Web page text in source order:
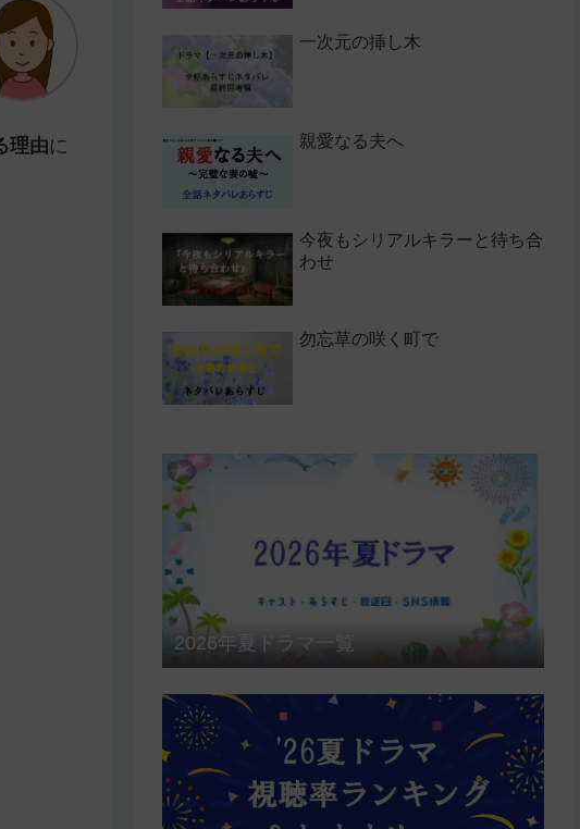
理由に
一次元の挿し木
親愛なる夫へ
今夜もシリアルキラーと待ち合
わせ
勿忘草の咲く町で
2026年夏ドラマ一覧